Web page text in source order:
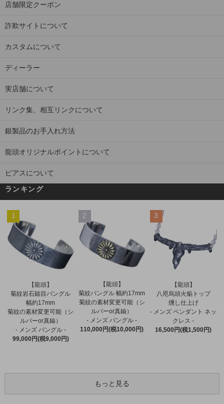
店舗限定クーポン
詐欺サイトについて
カスタムについて
ディーラー
実店舗について
リンク集、相互リンクについて
銀製品のお手入れ方法
龍頭オリジナルポイントについて
ピアスについて
ランキング
1
【龍頭】
菊紋岩石鎚目バングル
幅約17mm
菊紋の素材変更可能（シ
ルバーor真鍮）
- メンズ バングル -
99,000円(税9,000円)
2
【龍頭】
菊紋バングル 幅約17mm
菊紋の素材変更可能（シ
ルバーor真鍮）
- メンズ バングル -
110,000円(税10,000円)
3
【龍頭】
八咫烏頭火焔トップ
燻し仕上げ
- メンズ ペンダント ネッ
クレス -
16,500円(税1,500円)
もっと見る